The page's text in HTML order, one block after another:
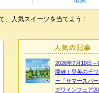
、人気スイーツを当てよう！
2026年7月10日～
開催！登美の丘ワ
ー「サマースパ
グワインフェア